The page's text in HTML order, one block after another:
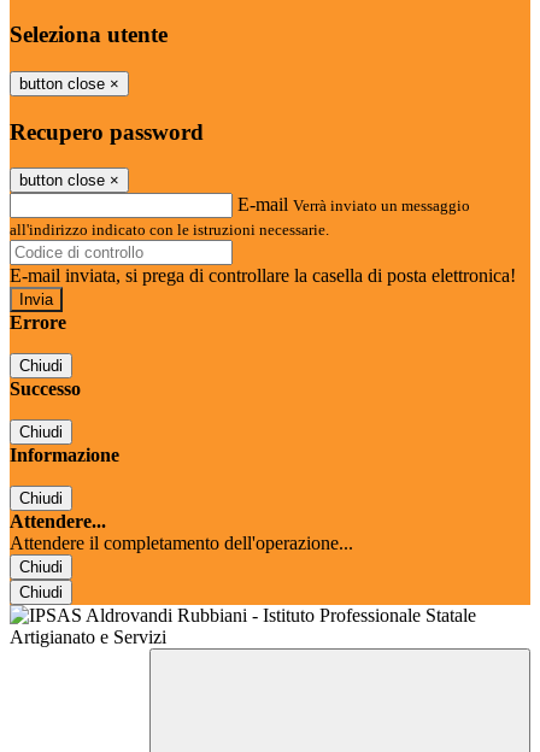
Seleziona utente
button close ×
Recupero password
button close ×
E-mail Verrà inviato un messaggio
all'indirizzo indicato con le istruzioni necessarie.
E-mail inviata, si prega di controllare la casella di posta elettronica!
Errore
Chiudi
Successo
Chiudi
Informazione
Chiudi
Attendere...
Attendere il completamento dell'operazione...
Chiudi
Chiudi